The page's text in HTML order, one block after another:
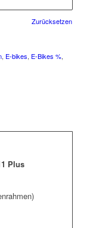
Zurücksetzen
, E-bikes, E-Bikes %,
Plus